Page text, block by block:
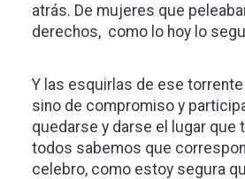
atrás. De mujeres que
derechos, como lo hoy lo
Y las esquirlas de ese
sino de compromiso y
quedarse y darse el lugar que
todos sabemos que
celebro, como estoy segura